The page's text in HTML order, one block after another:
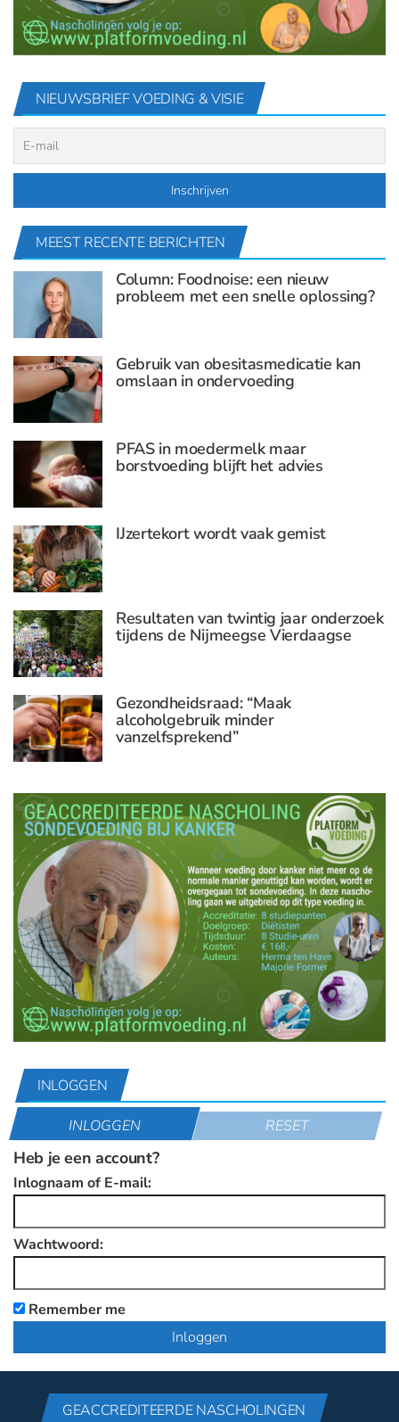
NIEUWSBRIEF VOEDING & VISIE
MEEST RECENTE BERICHTEN
Column: Foodnoise: een nieuw
probleem met een snelle oplossing?
Gebruik van obesitasmedicatie kan
omslaan in ondervoeding
PFAS in moedermelk maar
borstvoeding blijft het advies
IJzertekort wordt vaak gemist
Resultaten van twintig jaar onderzoek
tijdens de Nijmeegse Vierdaagse
Gezondheidsraad: “Maak
alcoholgebruik minder
vanzelfsprekend”
INLOGGEN
INLOGGEN RESET
Heb je een account?
Inlognaam of E-mail:
Wachtwoord:
Remember me
GEACCREDITEERDE NASCHOLINGEN